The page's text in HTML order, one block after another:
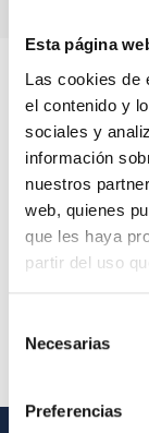
Esta página
Las cookies de
el contenido y
sociales y
información
nuestros
web, quienes
que les haya
partir del uso
Necesarias
Preferencias